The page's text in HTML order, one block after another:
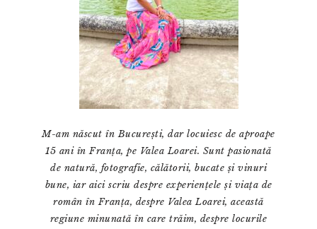
M-am născut în București, dar locuiesc de aproape
15 ani în Franța, pe Valea Loarei. Sunt pasionată
de natură, fotografie, călătorii, bucate și vinuri
bune, iar aici scriu despre experiențele și viața de
român în Franța, despre Valea Loarei, această
regiune minunată în care trăim, despre locurile